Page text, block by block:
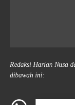
Redaksi Harian Nusa
dibawah ini: